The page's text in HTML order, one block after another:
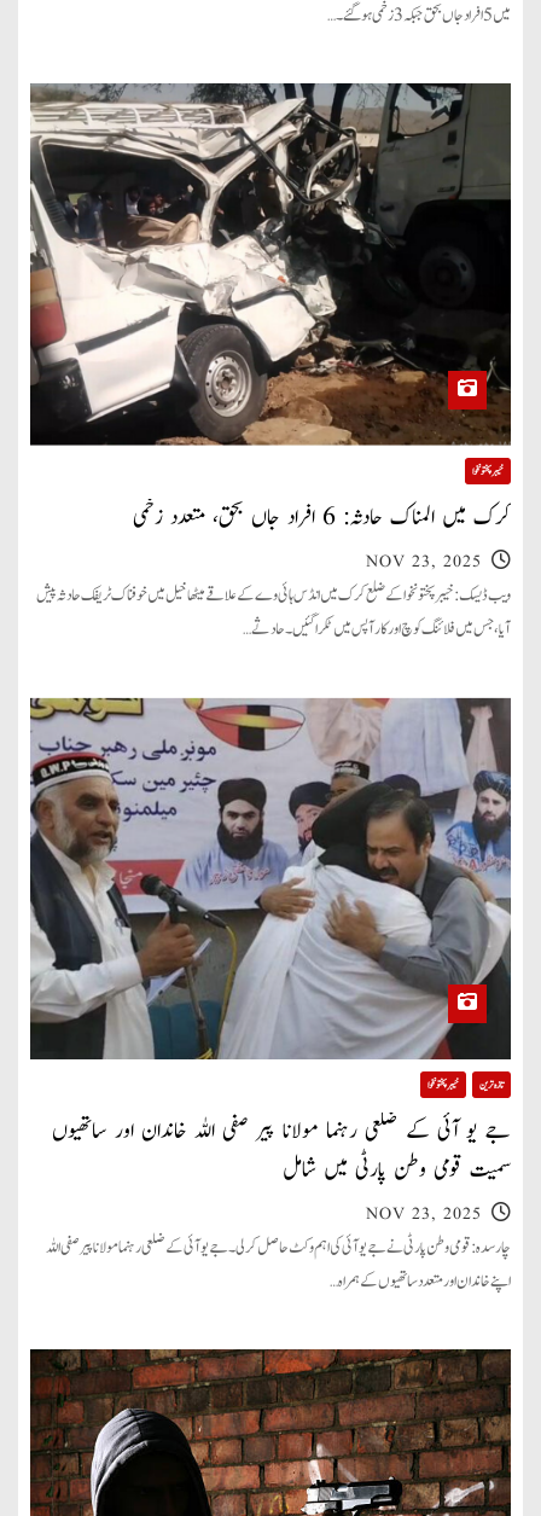
میں 5 افراد جاں بحق جبکہ 3 زخمی ہوگئے۔…
خیبر پختونخوا
کرک میں المناک حادثہ: 6 افراد جاں بحق، متعدد زخمی
NOV 23, 2025
ویب ڈیسک: خیبرپختونخوا کے ضلع کرک میں انڈس ہائی وے کے علاقے میٹھاخیل میں خوفناک ٹریفک حادثہ پیش
آیا، جس میں فلائنگ کوچ اور کار آپس میں ٹکرا گئیں۔ حادثے…
تازہ ترین خیبر پختونخوا
جے یو آئی کے ضلعی رہنما مولانا پیر صفی اللہ خاندان اور ساتھیوں
سمیت قومی وطن پارٹی میں شامل
NOV 23, 2025
چارسدہ: قومی وطن پارٹی نے جے یو آئی کی اہم وکٹ حاصل کرلی۔ جے یو آئی کے ضلعی رہنما مولانا پیر صفی اللہ
اپنے خاندان اور متعدد ساتھیوں کے ہمراہ…